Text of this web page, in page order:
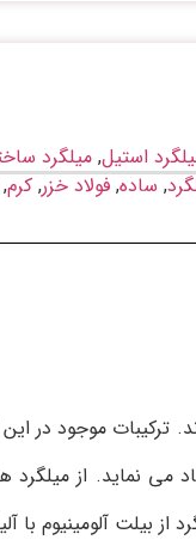
استیل,میلگرد
, ساده,فولاد خزر,کرم
ترکيبات موجود
مي نمايد. از ميلگرد
از بيلت آلومينيوم با